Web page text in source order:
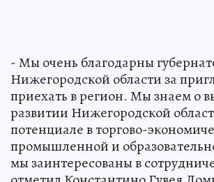
- Мы очень благодарны
Нижегородской области за
приехать в регион. Мы знаем о
развитии Нижегородской
потенциале в торгово-
промышленной и
мы заинтересованы в